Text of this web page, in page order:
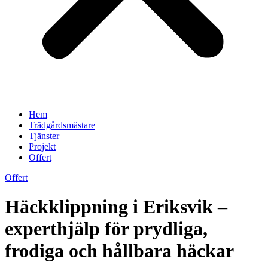
Hem
Trädgårdsmästare
Tjänster
Projekt
Offert
Offert
Häckklippning i Eriksvik –
experthjälp för prydliga,
frodiga och hållbara häckar